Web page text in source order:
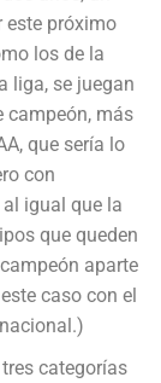
este próximo
los de la
liga, se juegan
campeón, más
que sería lo
con
igual que la
que queden
aparte
caso con el
categorías